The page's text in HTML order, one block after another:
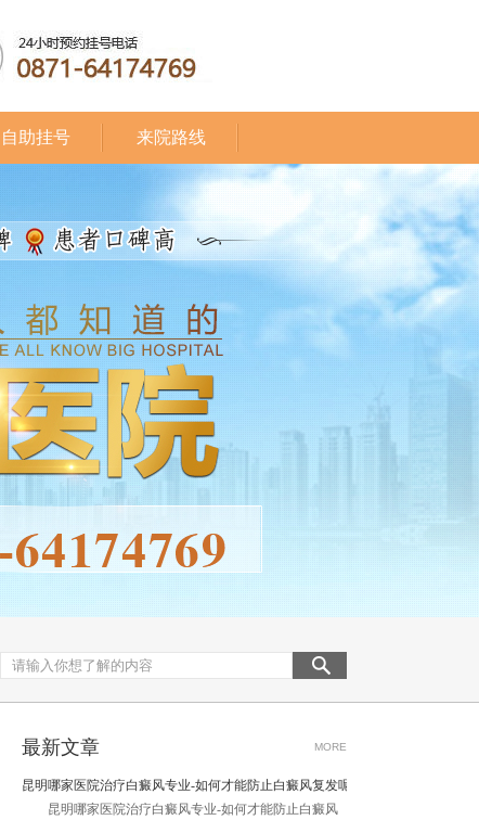
自助挂号 来院路线
最新文章 MORE
昆明哪家医院治疗白癜风专业-如何才能防止白癜风复发呢
昆明哪家医院治疗白癜风专业-如何才能防止白癜风